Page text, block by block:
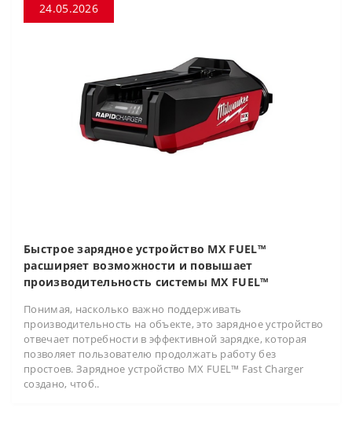
24.05.2026
Быстрое зарядное устройство MX FUEL™
расширяет возможности и повышает
производительность системы MX FUEL™
Понимая, насколько важно поддерживать
производительность на объекте, это зарядное устройство
отвечает потребности в эффективной зарядке, которая
позволяет пользователю продолжать работу без
простоев. Зарядное устройство MX FUEL™ Fast Charger
создано, чтоб..